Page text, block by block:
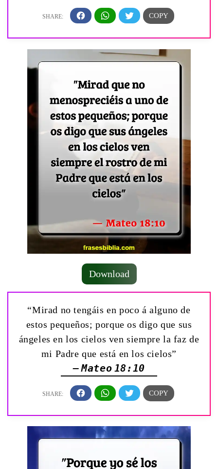
Download
“Mirad no tengáis en poco á alguno de
estos pequeños; porque os digo que sus
ángeles en los cielos ven siempre la faz de
mi Padre que está en los cielos”
— Mateo 18:10